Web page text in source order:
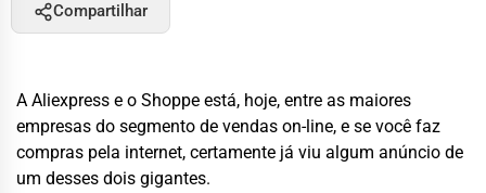
Compartilhar
A Aliexpress e o Shoppe está, hoje, entre as maiores
empresas do segmento de vendas on-line, e se você faz
compras pela internet, certamente já viu algum anúncio de
um desses dois gigantes.